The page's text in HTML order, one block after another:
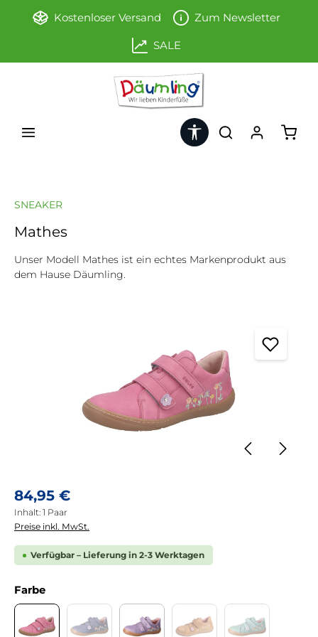
Zum Hauptinhalt springen
Kostenloser Versand Zum Newsletter
SALE
Werkzeugleiste anzeigen
SNEAKER
Mathes
Unser Modell Mathes ist ein echtes Markenprodukt aus
dem Hause Däumling.
Regulärer Preis:
84,95 €
Inhalt: 1 Paar
Preise inkl. MwSt.
Verfügbar – Lieferung in 2-3 Werktagen
Farbeauswählen